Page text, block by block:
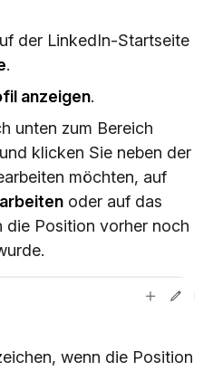
der LinkedIn-Startseite
.
anzeigen.
unten zum Bereich
klicken Sie neben der
möchten, auf
oder auf das
die Position vorher noch
wenn die Position